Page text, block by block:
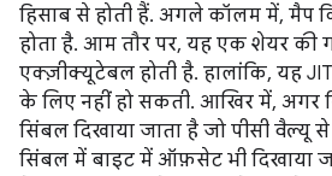
हिसाब से होती हैं. अगले कॉलम में, मैप
होता है. आम तौर पर, यह एक शेयर की
एक्ज़ीक्यूटेबल होती है. हालांकि, यह
के लिए नहीं हो सकती. आखिर में, अगर
सिंबल दिखाया जाता है जो पीसी वैल्यू
सिंबल में बाइट में ऑफ़सेट भी दिखाया